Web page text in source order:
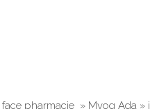
pharmacie » Mvog Ada »